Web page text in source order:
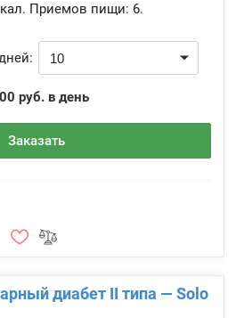
Приемов пищи: 6.
руб. в день
Заказать
диабет II типа — Solo